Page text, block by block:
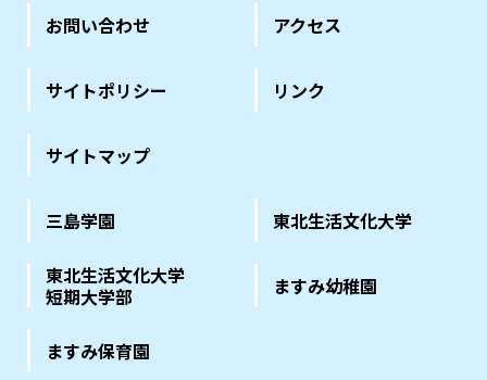
お問い合わせ アクセス
サイトポリシー リンク
サイトマップ
三島学園 東北生活文化大学
東北生活文化大学
短期大学部
ますみ幼稚園
ますみ保育園